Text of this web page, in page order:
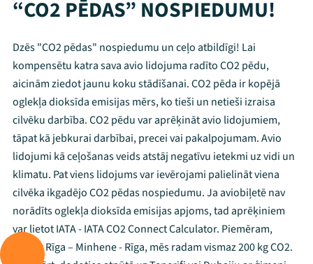
“CO2 PĒDAS” NOSPIEDUMU!
Dzēs "CO2 pēdas" nospiedumu un ceļo atbildīgi! Lai
kompensētu katra sava avio lidojuma radīto CO2 pēdu,
aicinām ziedot jaunu koku stādīšanai. CO2 pēda ir kopējā
oglekļa dioksīda emisijas mērs, ko tieši un netieši izraisa
cilvēku darbība. CO2 pēdu var aprēķināt avio lidojumiem,
tāpat kā jebkurai darbībai, precei vai pakalpojumam. Avio
lidojumi kā ceļošanas veids atstāj negatīvu ietekmi uz vidi un
klimatu. Pat viens lidojums var ievērojami palielināt viena
cilvēka ikgadējo CO2 pēdas nospiedumu. Ja aviobiļetē nav
norādīts oglekļa dioksīda emisijas apjoms, tad aprēķiniem
var lietot IATA - IATA CO2 Connect Calculator. Piemēram,
lidojot Rīga – Minhene - Rīga, mēs radam vismaz 200 kg CO2.